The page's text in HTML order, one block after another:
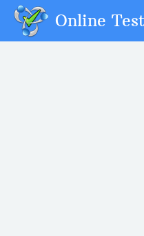
Online